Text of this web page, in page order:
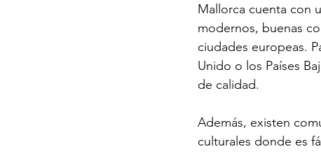
Mallorca cuenta con
modernos, buenas
ciudades europeas.
Unido o los Países
de calidad.
Además, existen
culturales donde es